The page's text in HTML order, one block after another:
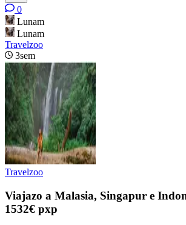
0
Lunam
Lunam
Travelzoo
3sem
Travelzoo
Viajazo a Malasia, Singapur e
1532€ pxp